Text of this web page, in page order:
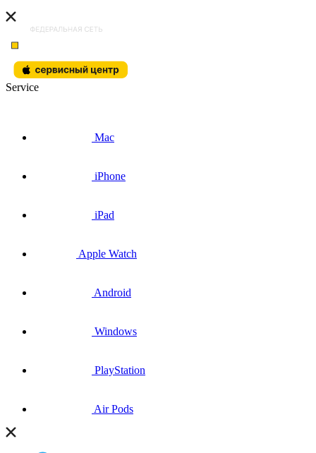
Service
Mac
iPhone
iPad
Apple Watch
Android
Windows
PlayStation
Air Pods